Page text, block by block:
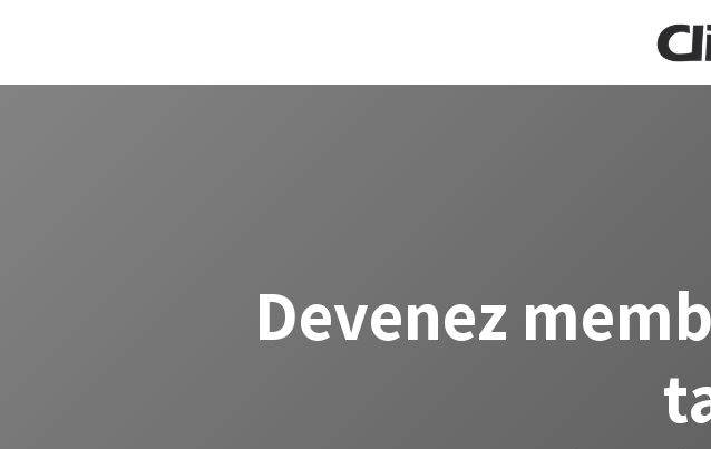
Devenez